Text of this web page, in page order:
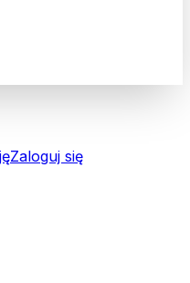
Zaloguj się